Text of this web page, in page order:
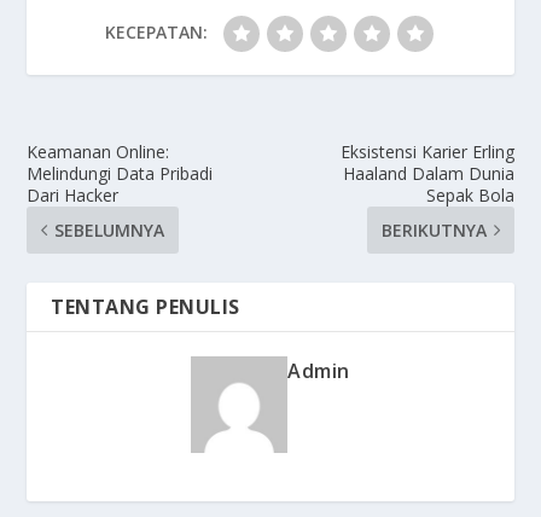
KECEPATAN:
Keamanan Online:
Melindungi Data Pribadi
Dari Hacker
SEBELUMNYA
Eksistensi Karier Erling
Haaland Dalam Dunia
Sepak Bola
BERIKUTNYA
TENTANG PENULIS
Admin